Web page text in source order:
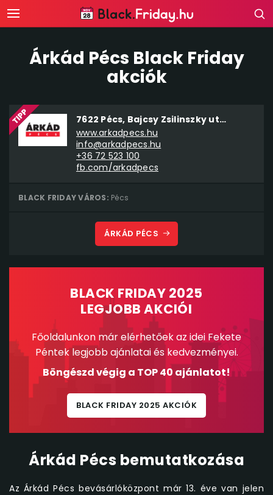
Árkád Pécs Black Friday
akciók
7622 Pécs, Bajcsy Zsilinszky utca 11/1.
www.arkadpecs.hu
info@arkadpecs.hu
+36 72 523 100
fb.com/arkadpecs
BLACK FRIDAY VÁROS: Pécs
ÁRKÁD PÉCS
BLACK FRIDAY 2025
LEGJOBB AKCIÓI
Főoldalunkon már elérhetőek az idei Fekete
Péntek legjobb ajánlatai és kedvezményei.
Böngészd végig a TOP 40 ajánlatot!
BLACK FRIDAY 2025 AKCIÓK
Árkád Pécs bemutatkozása
Az Árkád Pécs bevásárlóközpont már 13. éve van jelen